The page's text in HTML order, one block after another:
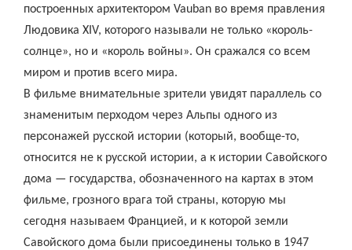
построенных архитектором Vauban во время правления
Людовика XIV, которого называли не только «король-
солнце», но и «король войны». Он сражался со всем
миром и против всего мира.
В фильме внимательные зрители увидят параллель со
знаменитым перходом через Альпы одного из
персонажей русской истории (который, вообще-то,
относится не к русской истории, а к истории Савойского
дома — государства, обозначенного на картах в этом
фильме, грозного врага той страны, которую мы
сегодня называем Францией, и к которой земли
Савойского дома были присоединены только в 1947